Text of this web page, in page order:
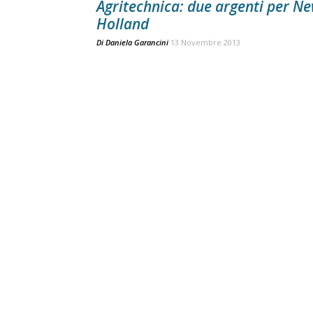
Agritechnica: due argenti per
Holland
Di Daniela Garancini 13 Novembre 2013